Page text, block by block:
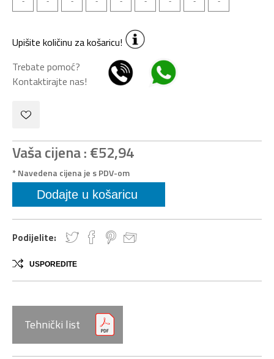
Upišite količinu za košaricu!
Trebate pomoć?
Kontaktirajte nas!
Vaša cijena :€52,94
* Navedena cijena je s PDV-om
Podijelite:
USPOREDITE
Tehnički list